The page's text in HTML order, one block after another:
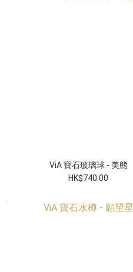
ViA 寶石玻璃球 - 美態
HK$740.00